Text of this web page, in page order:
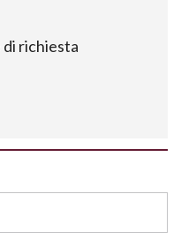
di richiesta